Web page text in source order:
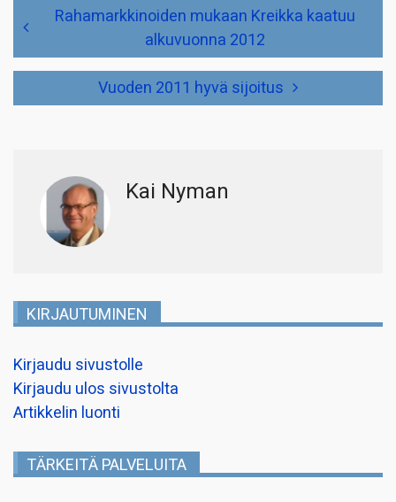
Artikkelien
selaus
Rahamarkkinoiden mukaan Kreikka kaatuu
alkuvuonna 2012
Vuoden 2011 hyvä sijoitus
Kai Nyman
KIRJAUTUMINEN
Kirjaudu sivustolle
Kirjaudu ulos sivustolta
Artikkelin luonti
TÄRKEITÄ PALVELUITA